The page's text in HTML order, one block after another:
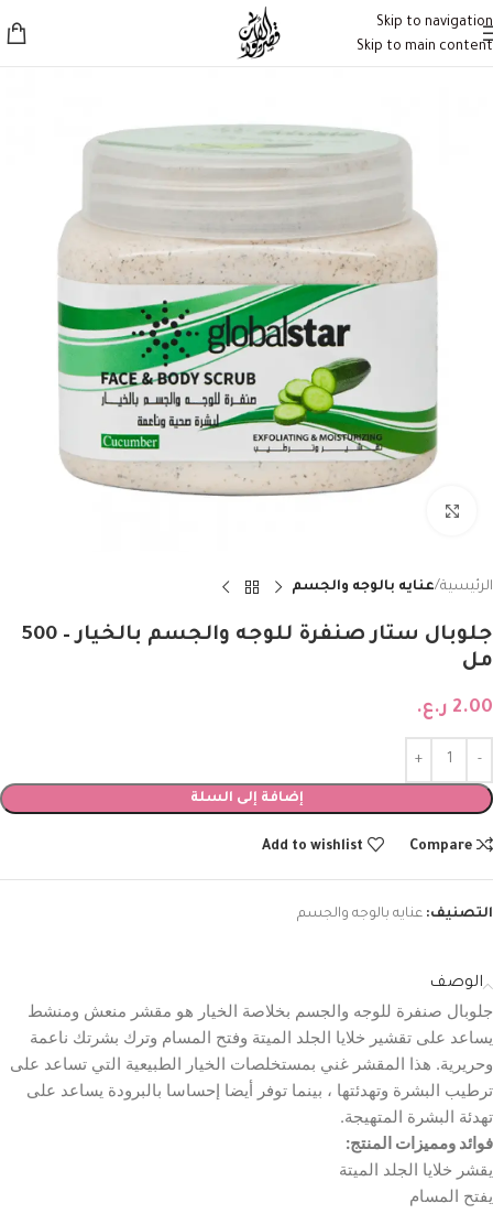
Skip to navigation
Skip to main content
الرئيسية عنايه بالوجه والجسم
جلوبال ستار صنفرة للوجه والجسم بالخيار – 500
مل
2.00 ر.ع.
إضافة إلى السلة
Compare
Add to wishlist
التصنيف: عنايه بالوجه والجسم
الوصف
جلوبال صنفرة للوجه والجسم بخلاصة الخيار هو مقشر منعش ومنشط
يساعد على تقشير خلايا الجلد الميتة وفتح المسام وترك بشرتك ناعمة
وحريرية. هذا المقشر غني بمستخلصات الخيار الطبيعية التي تساعد على
ترطيب البشرة وتهدئتها ، بينما توفر أيضا إحساسا بالبرودة يساعد على
تهدئة البشرة المتهيجة.
فوائد ومميزات المنتج:
يقشر خلايا الجلد الميتة
يفتح المسام